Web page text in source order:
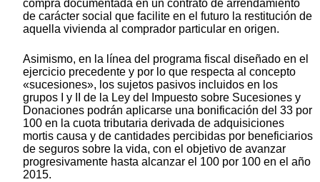
compra documentada en un contrato de arrendamiento
de carácter social que facilite en el futuro la restitución de
aquella vivienda al comprador particular en origen.
Asimismo, en la línea del programa fiscal diseñado en el
ejercicio precedente y por lo que respecta al concepto
«sucesiones», los sujetos pasivos incluidos en los
grupos I y II de la Ley del Impuesto sobre Sucesiones y
Donaciones podrán aplicarse una bonificación del 33 por
100 en la cuota tributaria derivada de adquisiciones
mortis causa y de cantidades percibidas por beneficiarios
de seguros sobre la vida, con el objetivo de avanzar
progresivamente hasta alcanzar el 100 por 100 en el año
2015.